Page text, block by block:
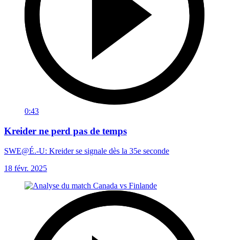
0:43
Kreider ne perd pas de temps
SWE@É.-U: Kreider se signale dès la 35e seconde
18 févr. 2025